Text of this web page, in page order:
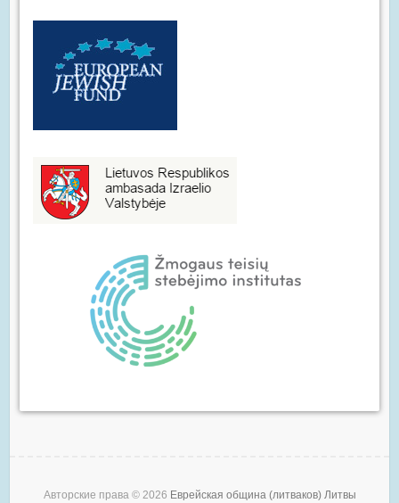
Авторские права © 2026 Еврейская община (литваков) Литвы